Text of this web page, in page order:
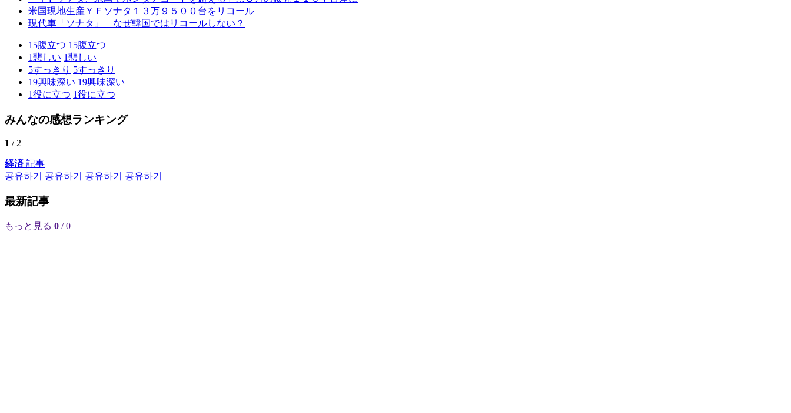
米国現地生産ＹＦソナタ１３万９５００台をリコール
現代車「ソナタ」 なぜ韓国ではリコールしない？
15腹立つ 15腹立つ
1悲しい 1悲しい
5すっきり 5すっきり
19興味深い 19興味深い
1役に立つ 1役に立つ
みんなの感想ランキング
1 / 2
経済記事
공유하기
공유하기 공유하기 공유하기
最新記事
もっと見る 0 / 0